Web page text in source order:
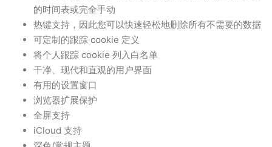
的时间表或完全手动
热键支持，因此您可以快速轻松地删除所有不需要的数据
可定制的跟踪 cookie 定义
将个人跟踪 cookie 列入白名单
干净、现代和直观的用户界面
有用的设置窗口
浏览器扩展保护
全屏支持
iCloud 支持